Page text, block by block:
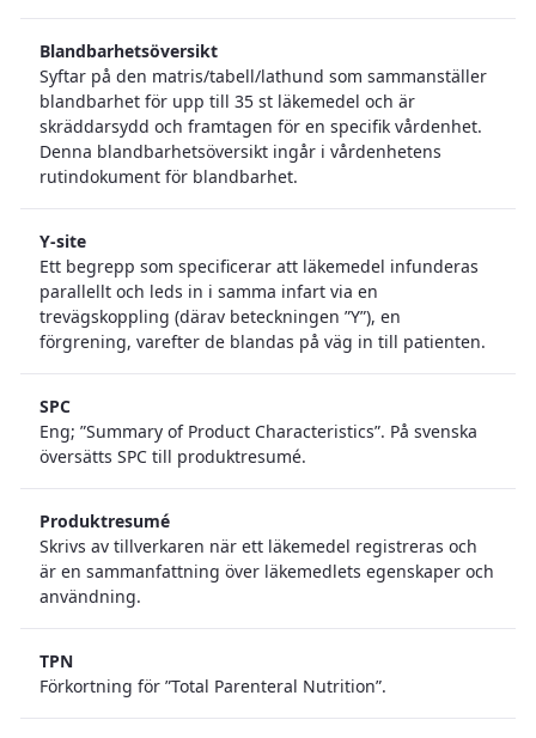
Blandbarhetsöversikt
Syftar på den matris/tabell/lathund som sammanställer
blandbarhet för upp till 35 st läkemedel och är
skräddarsydd och framtagen för en specifik vårdenhet.
Denna blandbarhetsöversikt ingår i vårdenhetens
rutindokument för blandbarhet.
Y-site
Ett begrepp som specificerar att läkemedel infunderas
parallellt och leds in i samma infart via en
trevägskoppling (därav beteckningen ”Y”), en
förgrening, varefter de blandas på väg in till patienten.
SPC
Eng; ”Summary of Product Characteristics”. På svenska
översätts SPC till produktresumé.
Produktresumé
Skrivs av tillverkaren när ett läkemedel registreras och
är en sammanfattning över läkemedlets egenskaper och
användning.
TPN
Förkortning för ”Total Parenteral Nutrition”.